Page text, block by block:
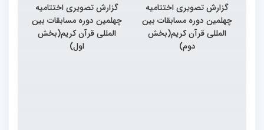
گزارش تصویری اختتامیه
چهلمین دوره مسابقات بین
المللی قرآن کریم(بخش
دوم)
گزارش تصویری اختتامیه
چهلمین دوره مسابقات بین
المللی قرآن کریم(بخش
اول)